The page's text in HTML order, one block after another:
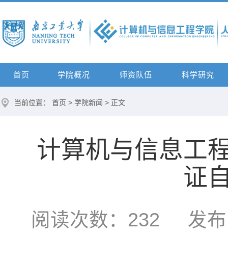
首页 学院概况 师资队伍 科学研究
当前位置： 首页 > 学院新闻 > 正文
计算机与信息工
证
阅读次数： 232 发布